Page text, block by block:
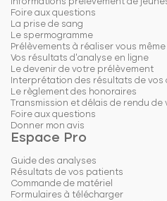
Informations prélèvement de
Foire aux questions
La prise de sang
Le spermogramme
Prélèvements à réaliser vous même
Vos résultats d'analyse en ligne
Le devenir de votre prélèvement
Interprétation des résultats de vos
Le règlement des honoraires
Transmission et délais de rendu
Foire aux questions
Donner mon avis
Espace Pro
Guide des analyses
Résultats de vos patients
Commande de matériel
Formulaires à télécharger